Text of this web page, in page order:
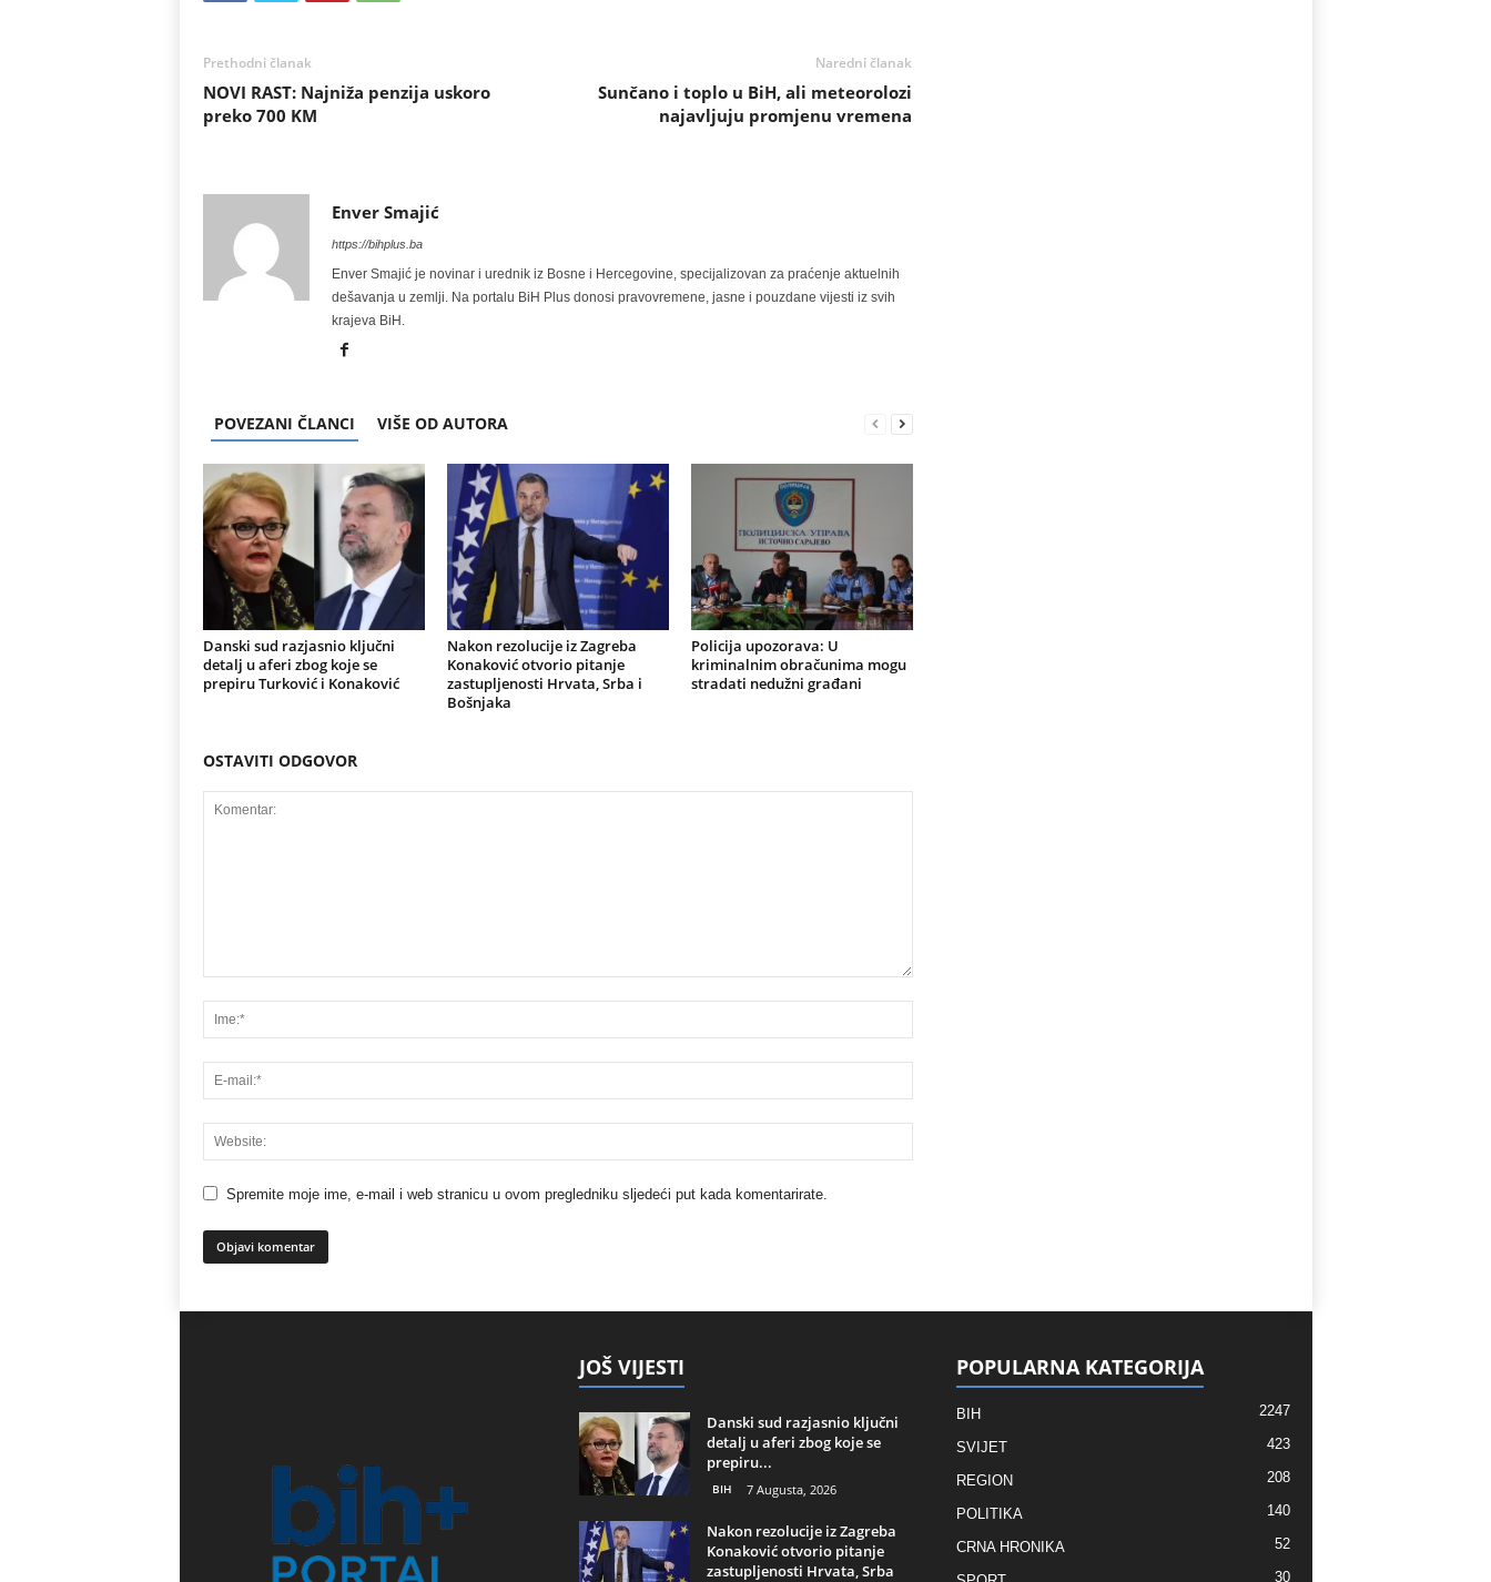
Prethodni članak
NOVI RAST: Najniža penzija uskoro
preko 700 KM
Naredni članak
Sunčano i toplo u BiH, ali meteorolozi
najavljuju promjenu vremena
Enver Smajić
https://bihplus.ba
Enver Smajić je novinar i urednik iz Bosne i Hercegovine, specijalizovan za praćenje aktuelnih
dešavanja u zemlji. Na portalu BiH Plus donosi pravovremene, jasne i pouzdane vijesti iz svih
krajeva BiH.
POVEZANI ČLANCI VIŠE OD AUTORA
Danski sud razjasnio ključni
detalj u aferi zbog koje se
prepiru Turković i Konaković
Nakon rezolucije iz Zagreba
Konaković otvorio pitanje
zastupljenosti Hrvata, Srba i
Bošnjaka
Policija upozorava: U
kriminalnim obračunima mogu
stradati nedužni građani
OSTAVITI ODGOVOR
Spremite moje ime, e-mail i web stranicu u ovom pregledniku sljedeći put kada komentarirate.
JOŠ VIJESTI
Danski sud razjasnio ključni
detalj u aferi zbog koje se
prepiru...
BIH 7 Augusta, 2026
Nakon rezolucije iz Zagreba
Konaković otvorio pitanje
zastupljenosti Hrvata, Srba
POPULARNA KATEGORIJA
BIH 2247
SVIJET 423
REGION 208
POLITIKA 140
CRNA HRONIKA 52
30